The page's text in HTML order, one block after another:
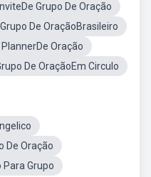
Grupo De Oração
Grupo De OraçãoBrasileiro
PlannerDe Oração
De OraçãoEm Circulo
De Oração
Para Grupo